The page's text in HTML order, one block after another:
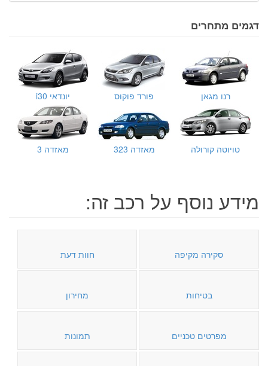
דגמים מתחרים
רנו מגאן פורד פוקוס יונדאי i30
טויוטה קורולה מאזדה 323 מאזדה 3
מידע נוסף על רכב זה:
סקירה מקיפה חוות דעת
בטיחות מחירון
מפרטים טכניים תמונות